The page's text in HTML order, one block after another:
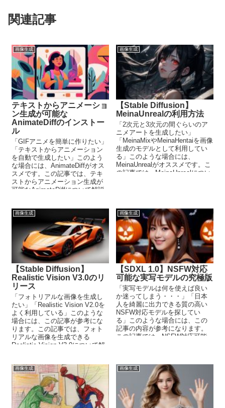
関連記事
画像生成
テキストからアニメーショ
ン生成が可能な
AnimateDiffのインストー
ル
「GIFアニメを簡単に作りたい」
「テキストからアニメーション
を自動で生成したい」このよう
な場合には、AnimateDiffがオス
スメです。この記事では、テキ
ストからアニメーション生成が
可能なAnimateDiffについて解説
画像生成
【Stable Diffusion】
MeinaUnrealの利用方法
「2次元と3次元の間ぐらいのア
ニメアートを生成したい」
「MeinaMixやMeinaHentaiを画像
生成のモデルとして利用してい
る」このような場合には、
MeinaUnrealがオススメです。こ
の記事では、MeinaUnrealについ
画像生成
【Stable Diffusion】
Realistic Vision V3.0のリ
リース
「フォトリアルな画像を生成し
たい」「Realistic Vision V2.0を
よく利用している」このような
場合には、この記事が参考にな
ります。この記事では、フォト
リアルな画像を生成できる
Realistic Vision V3.0について解
画像生成
【SDXL 1.0】NSFW対応
可能な実写モデルの究極版
「実写モデルは何を使えば良い
か迷ってしまう・・・」「日本
人を綺麗に出力できる質の高い
NSFW対応モデルを探してい
る」このような場合には、この
記事の内容が参考になります。
この記事では、NSFW対応可能
画像生成 画像生成